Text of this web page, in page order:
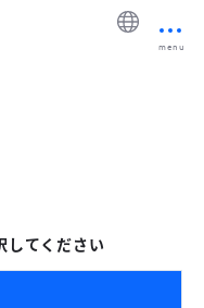
してください
menu